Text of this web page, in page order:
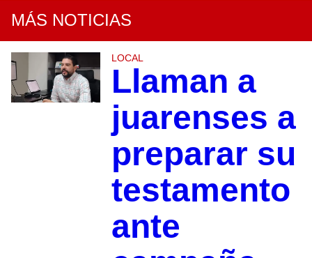
MÁS NOTICIAS
LOCAL
Llaman a
juarenses a
preparar su
testamento
ante